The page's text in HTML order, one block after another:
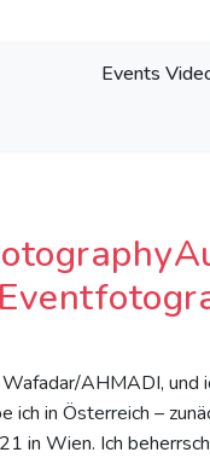
Events
AHMADI, und
ich in Österreich –
in Wien. Ich